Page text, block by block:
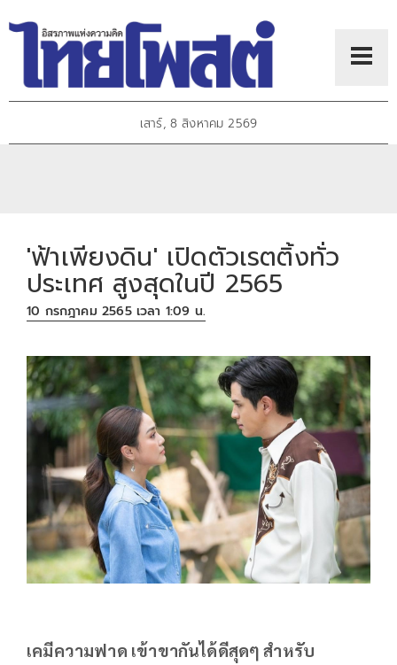
เสาร์, 8 สิงหาคม 2569
'ฟ้าเพียงดิน' เปิดตัวเรตติ้งทั่ว
ประเทศ สูงสุดในปี 2565
10 กรกฎาคม 2565 เวลา 1:09 น.
เคมีความฟาด เข้าขากันได้ดีสุดๆ สำหรับ